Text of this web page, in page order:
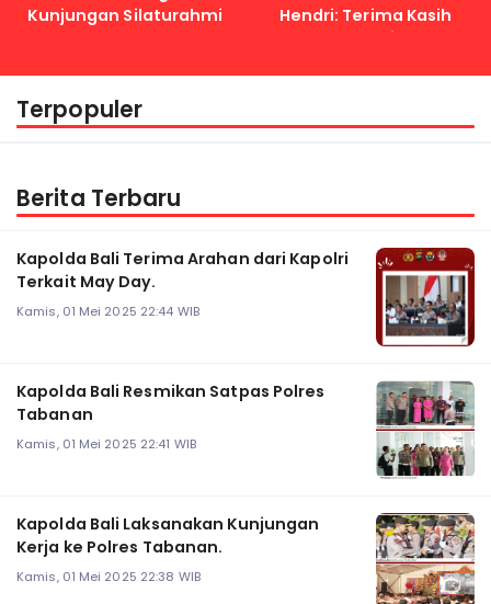
Kunjungan Silaturahmi
Hendri: Terima Kasih
Kapolri
Terpopuler
Berita Terbaru
Kapolda Bali Terima Arahan dari Kapolri
Terkait May Day.
Kamis, 01 Mei 2025 22:44 WIB
Kapolda Bali Resmikan Satpas Polres
Tabanan
Kamis, 01 Mei 2025 22:41 WIB
Kapolda Bali Laksanakan Kunjungan
Kerja ke Polres Tabanan.
Kamis, 01 Mei 2025 22:38 WIB